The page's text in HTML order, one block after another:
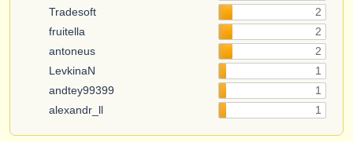
Tradesoft
2
fruitella
2
antoneus
2
LevkinaN
1
andtey99399
1
alexandr_ll
1